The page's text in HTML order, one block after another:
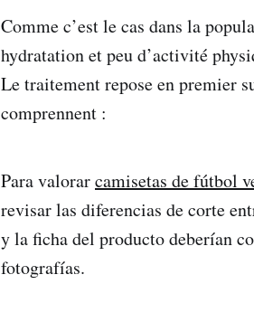
Comme c’est le cas dans la
hydratation et peu d’activité
Le traitement repose en premier
comprennent :
Para valorarcamisetas de fútbol
revisar las diferencias de corte
y la ficha del producto deberían
fotografías.